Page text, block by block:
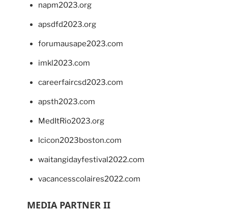
napm2023.org
apsdfd2023.org
forumausape2023.com
imkl2023.com
careerfaircsd2023.com
apsth2023.com
MedItRio2023.org
lcicon2023boston.com
waitangidayfestival2022.com
vacancesscolaires2022.com
MEDIA PARTNER II